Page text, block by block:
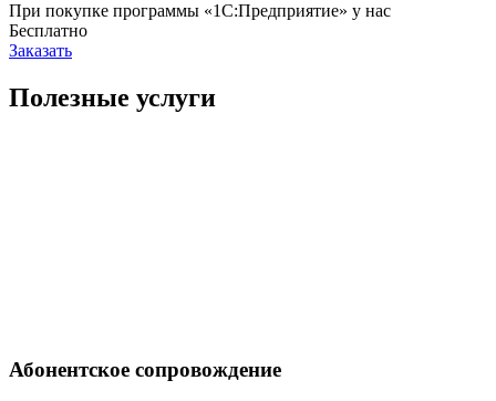
При покупке программы «1С:Предприятие» у нас
Бесплатно
Заказать
Полезные услуги
Абонентское сопровождение